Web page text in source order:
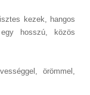
kezek, hangos
hosszú, közös
örömmel,